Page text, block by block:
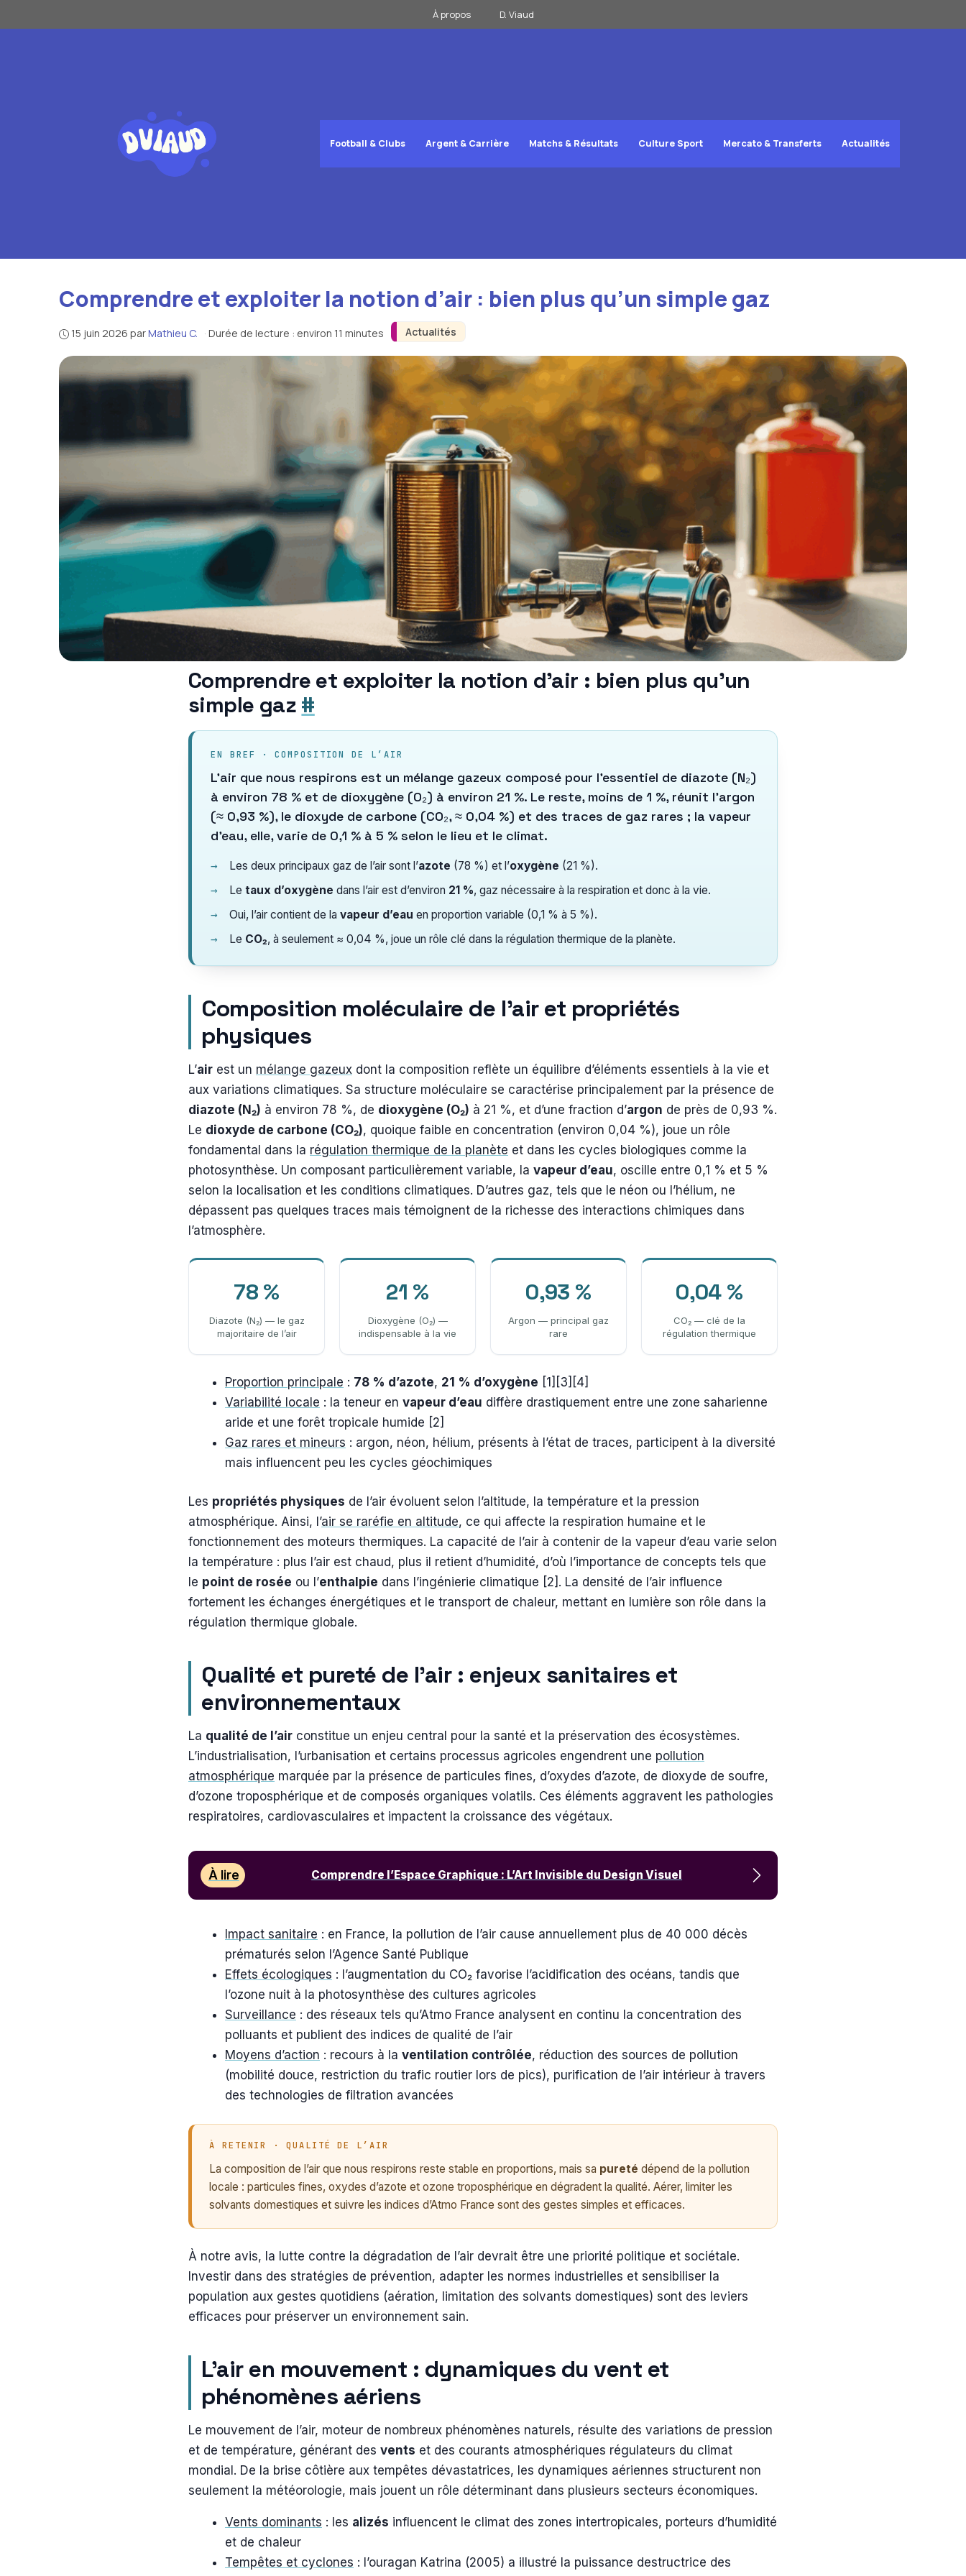
au
À propos D. Viaud
Football & Clubs Argent & Carrière Matchs & Résultats Culture Sport Mercato & Transferts Actualités
Actualités
Comprendre et exploiter la notion d’air : bien plus qu’un simple gaz
15 juin 2026 parMathieu C. · Durée de lecture : environ 11 minutes
Comprendre et exploiter la notion d’air : bien plus qu’un
simple gaz #
EN BREF · COMPOSITION DE L’AIR
L’air que nous respirons est un mélange gazeux composé pour l’essentiel de diazote (N₂)
à environ 78 % et de dioxygène (O₂) à environ 21 %. Le reste, moins de 1 %, réunit l’argon
(≈ 0,93 %), le dioxyde de carbone (CO₂, ≈ 0,04 %) et des traces de gaz rares ; la vapeur
d’eau, elle, varie de 0,1 % à 5 % selon le lieu et le climat.
Les deux principaux gaz de l’air sont l’azote (78 %) et l’oxygène (21 %).
Le taux d’oxygène dans l’air est d’environ 21 %, gaz nécessaire à la respiration et donc à la vie.
Oui, l’air contient de la vapeur d’eau en proportion variable (0,1 % à 5 %).
Le CO₂, à seulement ≈ 0,04 %, joue un rôle clé dans la régulation thermique de la planète.
Composition moléculaire de l’air et propriétés
physiques
L’air est un mélange gazeux dont la composition reflète un équilibre d’éléments essentiels à la vie et
aux variations climatiques. Sa structure moléculaire se caractérise principalement par la présence de
diazote (N₂) à environ 78 %, de dioxygène (O₂) à 21 %, et d’une fraction d’argon de près de 0,93 %.
Le dioxyde de carbone (CO₂), quoique faible en concentration (environ 0,04 %), joue un rôle
fondamental dans la régulation thermique de la planète et dans les cycles biologiques comme la
photosynthèse. Un composant particulièrement variable, la vapeur d’eau, oscille entre 0,1 % et 5 %
selon la localisation et les conditions climatiques. D’autres gaz, tels que le néon ou l’hélium, ne
dépassent pas quelques traces mais témoignent de la richesse des interactions chimiques dans
l’atmosphère.
78 %
Diazote (N₂) — le gaz
majoritaire de l’air
21 %
Dioxygène (O₂) —
indispensable à la vie
0,93 %
Argon — principal gaz
rare
0,04 %
CO₂ — clé de la
régulation thermique
Proportion principale : 78 % d’azote, 21 % d’oxygène [1][3][4]
Variabilité locale : la teneur en vapeur d’eau diffère drastiquement entre une zone saharienne
aride et une forêt tropicale humide [2]
Gaz rares et mineurs : argon, néon, hélium, présents à l’état de traces, participent à la diversité
mais influencent peu les cycles géochimiques
Les propriétés physiques de l’air évoluent selon l’altitude, la température et la pression
atmosphérique. Ainsi, l’air se raréfie en altitude, ce qui affecte la respiration humaine et le
fonctionnement des moteurs thermiques. La capacité de l’air à contenir de la vapeur d’eau varie selon
la température : plus l’air est chaud, plus il retient d’humidité, d’où l’importance de concepts tels que
le point de rosée ou l’enthalpie dans l’ingénierie climatique [2]. La densité de l’air influence
fortement les échanges énergétiques et le transport de chaleur, mettant en lumière son rôle dans la
régulation thermique globale.
Qualité et pureté de l’air : enjeux sanitaires et
environnementaux
La qualité de l’air constitue un enjeu central pour la santé et la préservation des écosystèmes.
L’industrialisation, l’urbanisation et certains processus agricoles engendrent une pollution
atmosphérique marquée par la présence de particules fines, d’oxydes d’azote, de dioxyde de soufre,
d’ozone troposphérique et de composés organiques volatils. Ces éléments aggravent les pathologies
respiratoires, cardiovasculaires et impactent la croissance des végétaux.
À lire Comprendre l’Espace Graphique : L’Art Invisible du Design Visuel
Impact sanitaire : en France, la pollution de l’air cause annuellement plus de 40 000 décès
prématurés selon l’Agence Santé Publique
Effets écologiques : l’augmentation du CO₂ favorise l’acidification des océans, tandis que
l’ozone nuit à la photosynthèse des cultures agricoles
Surveillance : des réseaux tels qu’Atmo France analysent en continu la concentration des
polluants et publient des indices de qualité de l’air
Moyens d’action : recours à la ventilation contrôlée, réduction des sources de pollution
(mobilité douce, restriction du trafic routier lors de pics), purification de l’air intérieur à travers
des technologies de filtration avancées
À RETENIR · QUALITÉ DE L’AIR
La composition de l’air que nous respirons reste stable en proportions, mais sa pureté dépend de la pollution
locale : particules fines, oxydes d’azote et ozone troposphérique en dégradent la qualité. Aérer, limiter les
solvants domestiques et suivre les indices d’Atmo France sont des gestes simples et efficaces.
À notre avis, la lutte contre la dégradation de l’air devrait être une priorité politique et sociétale.
Investir dans des stratégies de prévention, adapter les normes industrielles et sensibiliser la
population aux gestes quotidiens (aération, limitation des solvants domestiques) sont des leviers
efficaces pour préserver un environnement sain.
L’air en mouvement : dynamiques du vent et
phénomènes aériens
Le mouvement de l’air, moteur de nombreux phénomènes naturels, résulte des variations de pression
et de température, générant des vents et des courants atmosphériques régulateurs du climat
mondial. De la brise côtière aux tempêtes dévastatrices, les dynamiques aériennes structurent non
seulement la météorologie, mais jouent un rôle déterminant dans plusieurs secteurs économiques.
Vents dominants : les alizés influencent le climat des zones intertropicales, porteurs d’humidité
et de chaleur
Tempêtes et cyclones : l’ouragan Katrina (2005) a illustré la puissance destructrice des